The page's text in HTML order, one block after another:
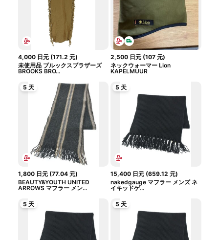
4,000 日元(171.2 元)
未使用品 ブルックスブラザーズ
BROOKS BRO...
2,500 日元 (107 元)
ネックウォーマー Lion
KAPELMUUR
5 天
1,800 日元(77.04 元)
BEAUTY&YOUTH UNITED
ARROWS マフラー メン...
5 天
15,400 日元 (659.12 元)
nakedgauge マフラー メンズ ネ
イキッドゲ...
5 天 5 天